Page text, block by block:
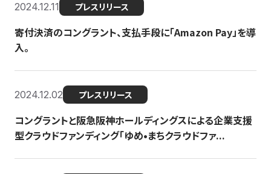
2024.12.11 プレスリリース
寄付決済のコングラント、支払手段に「Amazon Pay」を導
入。
2024.12.02 プレスリリース
コングラントと阪急阪神ホールディングスによる企業支援
型クラウドファンディング「ゆめ•まちクラウドファ...